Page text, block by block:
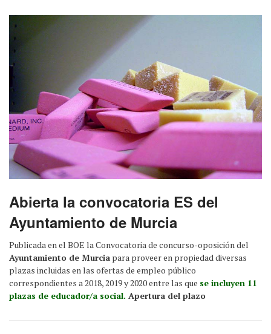
Abierta la convocatoria ES del
Ayuntamiento de Murcia
Publicada en el BOE la Convocatoria de concurso-oposición del
Ayuntamiento de Murcia para proveer en propiedad diversas
plazas incluidas en las ofertas de empleo público
correspondientes a 2018, 2019 y 2020 entre las que se incluyen 11
plazas de educador/a social. Apertura del plazo